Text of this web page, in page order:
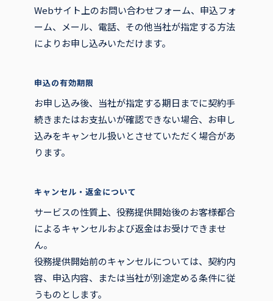
Webサイト上のお問い合わせフォーム、申込フォ
ーム、メール、電話、その他当社が指定する方法
によりお申し込みいただけます。
申込の有効期限
お申し込み後、当社が指定する期日までに契約手
続きまたはお支払いが確認できない場合、お申し
込みをキャンセル扱いとさせていただく場合があ
ります。
キャンセル・返金について
サービスの性質上、役務提供開始後のお客様都合
によるキャンセルおよび返金はお受けできませ
ん。
役務提供開始前のキャンセルについては、契約内
容、申込内容、または当社が別途定める条件に従
うものとします。